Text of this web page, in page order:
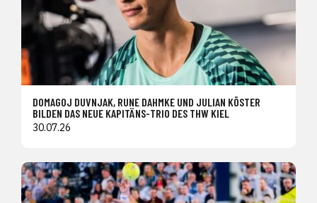
DOMAGOJ DUVNJAK, RUNE DAHMKE UND JULIAN KÖSTER
BILDEN DAS NEUE KAPITÄNS-TRIO DES THW KIEL
30.07.26